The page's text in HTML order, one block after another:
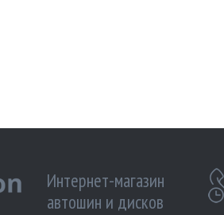
Интернет-магазин
автошин и дисков